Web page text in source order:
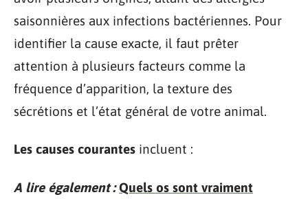
saisonnières aux infections bactériennes. Pour
identifier la cause exacte, il faut prêter
attention à plusieurs facteurs comme la
fréquence d’apparition, la texture des
sécrétions et l’état général de votre animal.
Les causes courantes incluent :
A lire également : Quels os sont vraiment